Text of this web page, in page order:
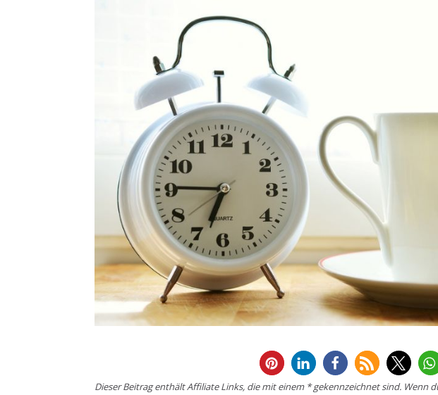
Dieser Beitrag enthält Affiliate Links, die mit einem * gekennzeichnet sind. Wenn